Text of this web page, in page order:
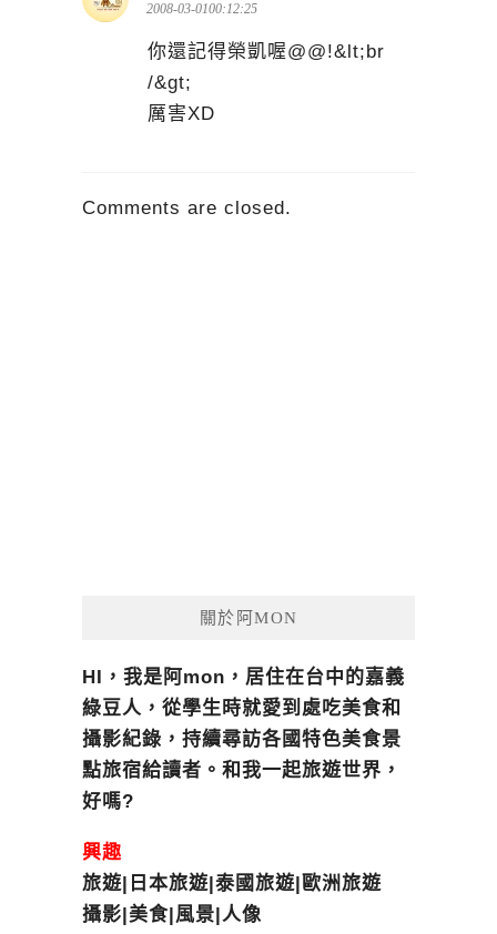
2008-03-0100:12:25
你還記得榮凱喔@@!&lt;br
/&gt;
厲害XD
Comments are closed.
關於阿MON
HI，我是阿mon，居住在台中的嘉義
綠豆人，從學生時就愛到處吃美食和
攝影紀錄，持續尋訪各國特色美食景
點旅宿給讀者。和我一起旅遊世界，
好嗎?
興趣
旅遊|日本旅遊|泰國旅遊|歐洲旅遊
攝影|美食|風景|人像